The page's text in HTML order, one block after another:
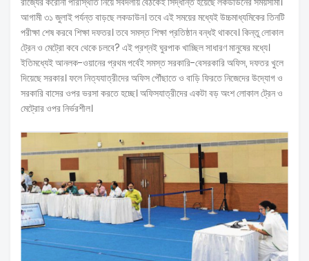
আগামী ৩১ জুলাই পর্যন্ত বাড়ছে লকডাউন। তবে এই সময়ের মধ্যেই উচ্চমাধ্যমিকের তিনটি
পরীক্ষা শেষ করবে শিক্ষা দফতর। তবে সমস্ত শিক্ষা প্রতিষ্ঠান বন্ধই থাকবে। কিন্তু লোকাল
ট্রেন ও মেট্রো কবে থেকে চলবে? এই প্রশ্নই ঘুরপাক খাচ্ছিল সাধারণ মানুষের মধ্যে।
ইতিমধ্যেই আনলক-ওয়ানের প্রথম পর্বেই সমস্ত সরকারি-বেসরকারি অফিস, দফতর খুলে
দিয়েছে সরকার। ফলে নিত্যযাত্রীদের অফিস পৌঁছাতে ও বাড়ি ফিরতে নিজেদের উদ্যোগ ও
সরকারি বাসের ওপর ভরসা করতে হচ্ছে। অফিসযাত্রীদের একটা বড় অংশ লোকাল ট্রেন ও
মেট্রোর ওপর নির্ভরশীল।